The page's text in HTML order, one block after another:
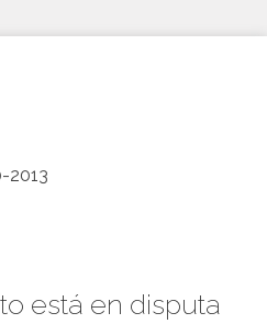
2013
está en disputa